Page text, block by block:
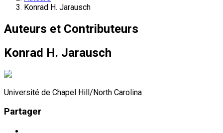
Konrad H. Jarausch
Auteurs et Contributeurs
Konrad H. Jarausch
Université de Chapel Hill/North Carolina
Partager